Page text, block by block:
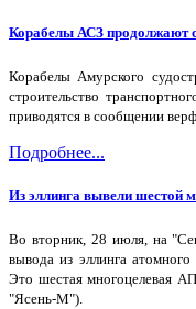
Корабелы АСЗ продолжают
Корабелы Амурского
строительство
приводятся в сообщении
Подробнее...
Из эллинга вывели шестой
Во вторник, 28 июля, на
вывода из эллинга
Это шестая многоцелевая
"Ясень-М").